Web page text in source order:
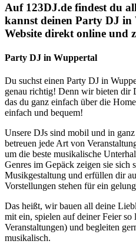
Auf 123DJ.de findest du
kannst deinen Party DJ
Website direkt online und
Party DJ in Wuppertal
Du suchst einen Party DJ in
genau richtig! Denn wir bieten dir
das du ganz einfach über die
einfach und bequem!
Unsere DJs sind mobil und in
betreuen jede Art von
um die beste musikalische
Genres im Gepäck zeigen sie sich
Musikgestaltung und erfüllen dir
Vorstellungen stehen für ein
Das heißt, wir bauen all deine
mit ein, spielen auf deiner Feier
Veranstaltungen) und begleiten
musikalisch.